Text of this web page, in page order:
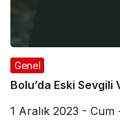
Genel
Bolu’da Eski
1 Aralık 2023 - Cum